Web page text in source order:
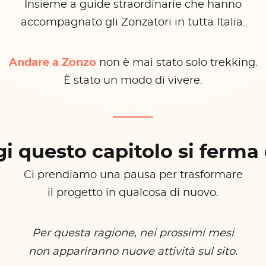
Insieme a guide straordinarie che hanno
accompagnato gli Zonzatori in tutta Italia.
Andare a Zonzonon è mai stato solo trekking.
È stato un modo di vivere.
questo capitolo si ferma
Ci prendiamo una pausa per trasformare
il progetto in qualcosa di nuovo.
Per questa ragione, nei prossimi mesi
non appariranno nuove attività sul sito.